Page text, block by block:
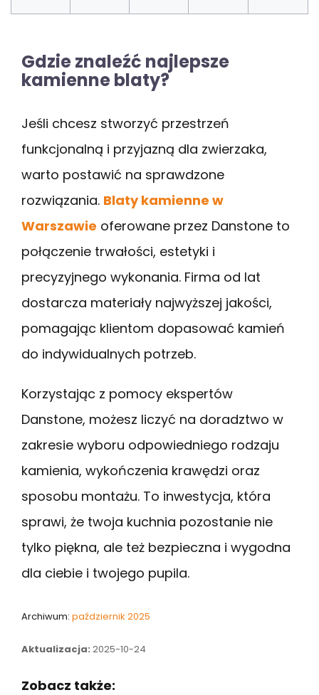
Gdzie znaleźć najlepsze
kamienne blaty?
Jeśli chcesz stworzyć przestrzeń
funkcjonalną i przyjazną dla zwierzaka,
warto postawić na sprawdzone
rozwiązania. Blaty kamienne w
Warszawie oferowane przez Danstone to
połączenie trwałości, estetyki i
precyzyjnego wykonania. Firma od lat
dostarcza materiały najwyższej jakości,
pomagając klientom dopasować kamień
do indywidualnych potrzeb.
Korzystając z pomocy ekspertów
Danstone, możesz liczyć na doradztwo w
zakresie wyboru odpowiedniego rodzaju
kamienia, wykończenia krawędzi oraz
sposobu montażu. To inwestycja, która
sprawi, że twoja kuchnia pozostanie nie
tylko piękna, ale też bezpieczna i wygodna
dla ciebie i twojego pupila.
Archiwum: październik 2025
Aktualizacja: 2025-10-24
Zobacz także: